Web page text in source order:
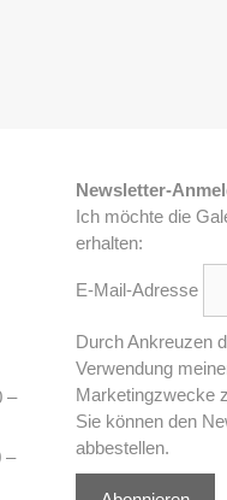
–
–
Newsletter-
Ich möchte die
erhalten:
E-Mail-Adresse
Durch Ankreuzen
Verwendung
Marketingzwecke
Sie können den
abbestellen.